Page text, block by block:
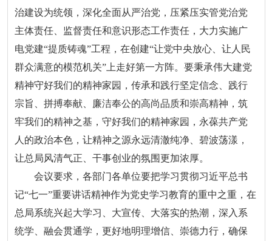
治建设为统领，深化全面从严治党，压紧压实管党治党
主体责任、监督责任和意识形态工作责任，大力实施广
电党建“提质铸魂”工程，在创建“让党中央放心、让人民
群众满意的模范机关”上走好第一方阵。要秉承伟大建党
精神守好我们的精神家园，传承和践行坚定信念、践行
宗旨、拼搏奉献、廉洁奉公的高尚品质和崇高精神，筑
牢我们的精神之基，守好我们的精神家园，永葆共产党
人的政治本色，让精神之源永远清澈纯净、碧波荡漾，
让总局风清气正、干事创业的氛围更加浓厚。
会议要求，各部门各单位要把学习贯彻习近平总书
记“七一”重要讲话精神作为党史学习教育的重中之重，在
总局系统兴起大学习、大宣传、大落实的热潮，深入系
统学、融会贯通学，更好地明理增信、崇德力行，确保